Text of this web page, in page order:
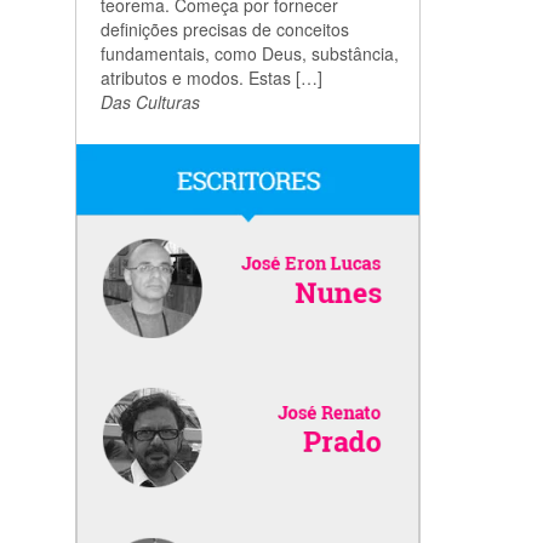
teorema. Começa por fornecer
definições precisas de conceitos
fundamentais, como Deus, substância,
atributos e modos. Estas […]
Das Culturas